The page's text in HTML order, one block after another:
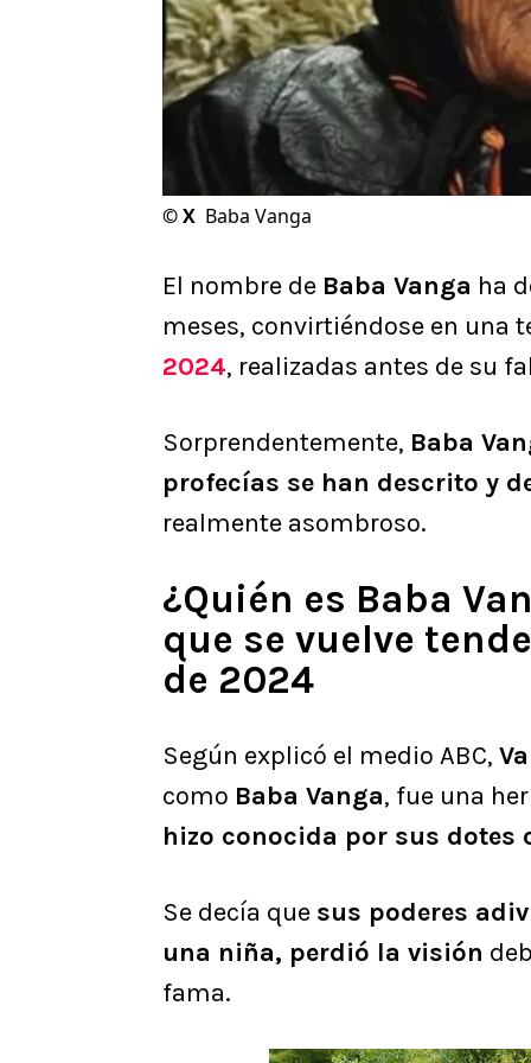
©X Baba Vanga
El nombre de Baba Vanga ha
meses, convirtiéndose en una
2024, realizadas antes de su
Sorprendentemente, Baba
profecías se han descrito y
realmente asombroso.
¿Quién es Baba
que se vuelve
de 2024
Según explicó el medio ABC,
como Baba Vanga, fue una
hizo conocida por sus dotes
Se decía que sus poderes
una niña, perdió la visión
fama.